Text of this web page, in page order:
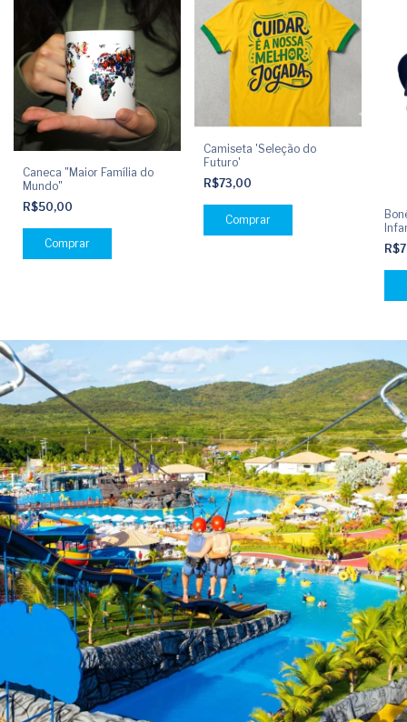
Caneca "Maior Família do
Mundo"
R$50,00
Camiseta 'Seleção do
Futuro'
R$73,00
Comprar